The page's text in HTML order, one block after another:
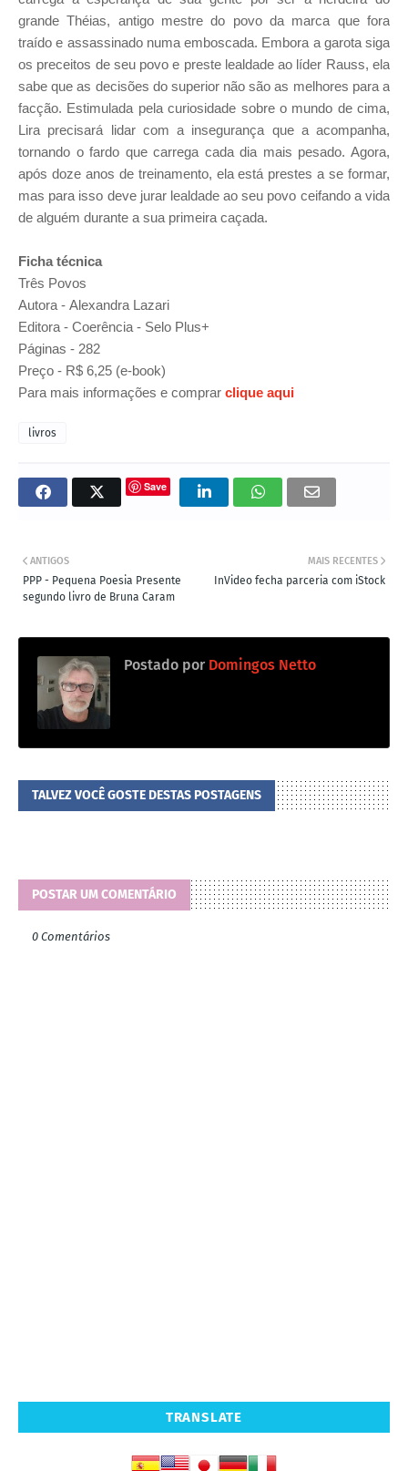
grande Théias, antigo mestre do povo da marca que fora
traído e assassinado numa emboscada. Embora a garota siga
os preceitos de seu povo e preste lealdade ao líder Rauss, ela
sabe que as decisões do superior não são as melhores para a
facção. Estimulada pela curiosidade sobre o mundo de cima,
Lira precisará lidar com a insegurança que a acompanha,
tornando o fardo que carrega cada dia mais pesado. Agora,
após doze anos de treinamento, ela está prestes a se formar,
mas para isso deve jurar lealdade ao seu povo ceifando a vida
de alguém durante a sua primeira caçada.
Ficha técnica
Três Povos
Autora - Alexandra Lazari
Editora - Coerência - Selo Plus+
Páginas - 282
Preço - R$ 6,25 (e-book)
Para mais informações e comprar clique aqui
livros
Save
MAIS RECENTES
InVideo fecha parceria com iStock
ANTIGOS
PPP - Pequena Poesia Presente
segundo livro de Bruna Caram
Postado por Domingos Netto
TALVEZ VOCÊ GOSTE DESTAS POSTAGENS
POSTAR UM COMENTÁRIO
0 Comentários
TRANSLATE